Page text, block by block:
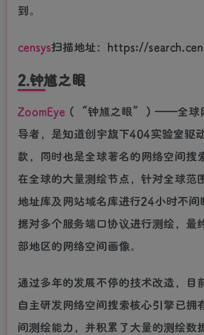
到。
censys扫描地址：https://
2.钟馗之眼
ZoomEye （“钟馗之眼”）——全球
导者，是知道创宇旗下404实验室驱
款，同时也是全球著名的网络空间搜
在全球的大量测绘节点，针对全球范
地址库及网站域名库进行24小时不间
据对多个服务端口协议进行测绘，最
部地区的网络空间画像。
通过多年的发展不停的技术改造，目
自主研发网络空间搜索核心引擎已拥
间测绘能力，并积累了大量的测绘数